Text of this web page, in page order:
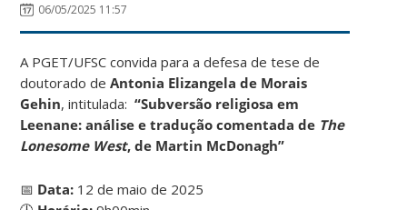
06/05/2025 11:57
A PGET/UFSC convida para a defesa de tese de
doutorado deAntonia Elizangela de Morais
Gehin, intitulada:“Subversão religiosa em
Leenane: análise e tradução comentada de The
Lonesome West, de Martin McDonagh”
📅 Data: 12 de maio de 2025